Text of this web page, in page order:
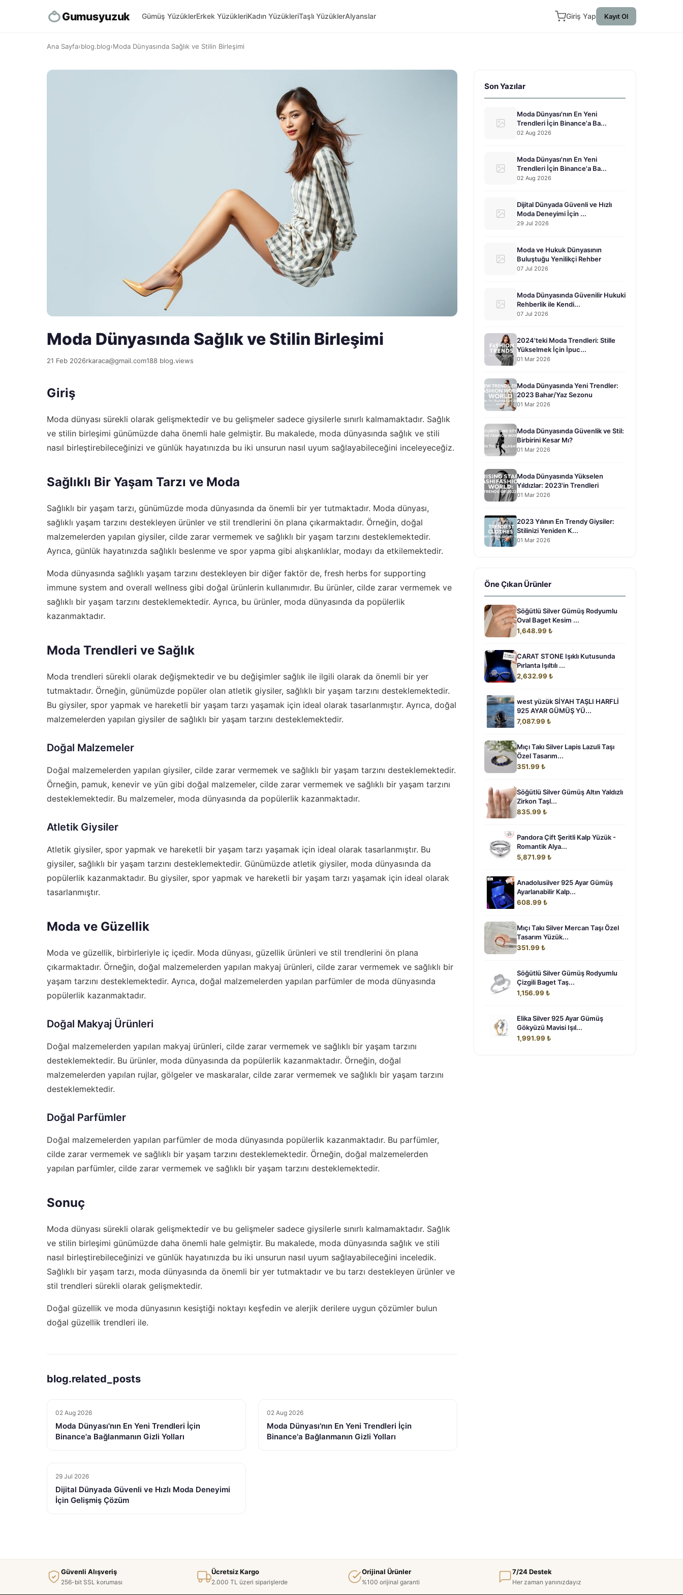
Gumusyuzuk Gümüş YüzüklerErkek YüzükleriKadın YüzükleriTaşlı YüzüklerAlyanslar Giriş Yap Kayıt Ol
Ana Sayfa›blog.blog›Moda Dünyasında Sağlık ve Stilin Birleşimi
Moda Dünyasında Sağlık ve Stilin Birleşimi
21 Feb 2026rkaraca@gmail.com188 blog.views
Giriş
Moda dünyası sürekli olarak gelişmektedir ve bu gelişmeler sadece giysilerle sınırlı kalmamaktadır. Sağlık
ve stilin birleşimi günümüzde daha önemli hale gelmiştir. Bu makalede, moda dünyasında sağlık ve stili
nasıl birleştirebileceğinizi ve günlük hayatınızda bu iki unsurun nasıl uyum sağlayabileceğini inceleyeceğiz.
Sağlıklı Bir Yaşam Tarzı ve Moda
Sağlıklı bir yaşam tarzı, günümüzde moda dünyasında da önemli bir yer tutmaktadır. Moda dünyası,
sağlıklı yaşam tarzını destekleyen ürünler ve stil trendlerini ön plana çıkarmaktadır. Örneğin, doğal
malzemelerden yapılan giysiler, cilde zarar vermemek ve sağlıklı bir yaşam tarzını desteklemektedir.
Ayrıca, günlük hayatınızda sağlıklı beslenme ve spor yapma gibi alışkanlıklar, modayı da etkilemektedir.
Moda dünyasında sağlıklı yaşam tarzını destekleyen bir diğer faktör de, fresh herbs for supporting
immune system and overall wellness gibi doğal ürünlerin kullanımıdır. Bu ürünler, cilde zarar vermemek ve
sağlıklı bir yaşam tarzını desteklemektedir. Ayrıca, bu ürünler, moda dünyasında da popülerlik
kazanmaktadır.
Moda Trendleri ve Sağlık
Moda trendleri sürekli olarak değişmektedir ve bu değişimler sağlık ile ilgili olarak da önemli bir yer
tutmaktadır. Örneğin, günümüzde popüler olan atletik giysiler, sağlıklı bir yaşam tarzını desteklemektedir.
Bu giysiler, spor yapmak ve hareketli bir yaşam tarzı yaşamak için ideal olarak tasarlanmıştır. Ayrıca, doğal
malzemelerden yapılan giysiler de sağlıklı bir yaşam tarzını desteklemektedir.
Doğal Malzemeler
Doğal malzemelerden yapılan giysiler, cilde zarar vermemek ve sağlıklı bir yaşam tarzını desteklemektedir.
Örneğin, pamuk, kenevir ve yün gibi doğal malzemeler, cilde zarar vermemek ve sağlıklı bir yaşam tarzını
desteklemektedir. Bu malzemeler, moda dünyasında da popülerlik kazanmaktadır.
Atletik Giysiler
Atletik giysiler, spor yapmak ve hareketli bir yaşam tarzı yaşamak için ideal olarak tasarlanmıştır. Bu
giysiler, sağlıklı bir yaşam tarzını desteklemektedir. Günümüzde atletik giysiler, moda dünyasında da
popülerlik kazanmaktadır. Bu giysiler, spor yapmak ve hareketli bir yaşam tarzı yaşamak için ideal olarak
tasarlanmıştır.
Moda ve Güzellik
Moda ve güzellik, birbirleriyle iç içedir. Moda dünyası, güzellik ürünleri ve stil trendlerini ön plana
çıkarmaktadır. Örneğin, doğal malzemelerden yapılan makyaj ürünleri, cilde zarar vermemek ve sağlıklı bir
yaşam tarzını desteklemektedir. Ayrıca, doğal malzemelerden yapılan parfümler de moda dünyasında
popülerlik kazanmaktadır.
Doğal Makyaj Ürünleri
Doğal malzemelerden yapılan makyaj ürünleri, cilde zarar vermemek ve sağlıklı bir yaşam tarzını
desteklemektedir. Bu ürünler, moda dünyasında da popülerlik kazanmaktadır. Örneğin, doğal
malzemelerden yapılan rujlar, gölgeler ve maskaralar, cilde zarar vermemek ve sağlıklı bir yaşam tarzını
desteklemektedir.
Doğal Parfümler
Doğal malzemelerden yapılan parfümler de moda dünyasında popülerlik kazanmaktadır. Bu parfümler,
cilde zarar vermemek ve sağlıklı bir yaşam tarzını desteklemektedir. Örneğin, doğal malzemelerden
yapılan parfümler, cilde zarar vermemek ve sağlıklı bir yaşam tarzını desteklemektedir.
Sonuç
Moda dünyası sürekli olarak gelişmektedir ve bu gelişmeler sadece giysilerle sınırlı kalmamaktadır. Sağlık
ve stilin birleşimi günümüzde daha önemli hale gelmiştir. Bu makalede, moda dünyasında sağlık ve stili
nasıl birleştirebileceğinizi ve günlük hayatınızda bu iki unsurun nasıl uyum sağlayabileceğini inceledik.
Sağlıklı bir yaşam tarzı, moda dünyasında da önemli bir yer tutmaktadır ve bu tarzı destekleyen ürünler ve
stil trendleri sürekli olarak gelişmektedir.
Doğal güzellik ve moda dünyasının kesiştiği noktayı keşfedin ve alerjik derilere uygun çözümler bulun
doğal güzellik trendleri ile.
blog.related_posts
02 Aug 2026
Moda Dünyası'nın En Yeni Trendleri İçin
Binance'a Bağlanmanın Gizli Yolları
02 Aug 2026
Moda Dünyası'nın En Yeni Trendleri İçin
Binance'a Bağlanmanın Gizli Yolları
29 Jul 2026
Dijital Dünyada Güvenli ve Hızlı Moda Deneyimi
İçin Gelişmiş Çözüm
Son Yazılar
Moda Dünyası'nın En Yeni
Trendleri İçin Binance'a Ba...
02 Aug 2026
Moda Dünyası'nın En Yeni
Trendleri İçin Binance'a Ba...
02 Aug 2026
Dijital Dünyada Güvenli ve Hızlı
Moda Deneyimi İçin ...
29 Jul 2026
Moda ve Hukuk Dünyasının
Buluştuğu Yenilikçi Rehber
07 Jul 2026
Moda Dünyasında Güvenilir Hukuki
Rehberlik ile Kendi...
07 Jul 2026
2024'teki Moda Trendleri: Stille
Yükselmek İçin İpuc...
01 Mar 2026
Moda Dünyasında Yeni Trendler:
2023 Bahar/Yaz Sezonu
01 Mar 2026
Moda Dünyasında Güvenlik ve Stil:
Birbirini Kesar Mı?
01 Mar 2026
Moda Dünyasında Yükselen
Yıldızlar: 2023'in Trendleri
01 Mar 2026
2023 Yılının En Trendy Giysiler:
Stilinizi Yeniden K...
01 Mar 2026
Öne Çıkan Ürünler
Söğütlü Silver Gümüş Rodyumlu
Oval Baget Kesim ...
1,648.99 ₺
CARAT STONE Işıklı Kutusunda
Pırlanta Işıltılı ...
2,632.99 ₺
west yüzük SİYAH TAŞLI HARFLİ
925 AYAR GÜMÜŞ YÜ...
7,087.99 ₺
Mıçı Takı Silver Lapis Lazuli Taşı
Özel Tasarım...
351.99 ₺
Söğütlü Silver Gümüş Altın Yaldızlı
Zirkon Taşl...
835.99 ₺
Pandora Çift Şeritli Kalp Yüzük -
Romantik Alya...
5,871.99 ₺
Anadolusilver 925 Ayar Gümüş
Ayarlanabilir Kalp...
608.99 ₺
Mıçı Takı Silver Mercan Taşı Özel
Tasarım Yüzük...
351.99 ₺
Söğütlü Silver Gümüş Rodyumlu
Çizgili Baget Taş...
1,156.99 ₺
Elika Silver 925 Ayar Gümüş
Gökyüzü Mavisi Işıl...
1,991.99 ₺
Güvenli Alışveriş
256-bit SSL koruması
Ücretsiz Kargo
2.000 TL üzeri siparişlerde
Orijinal Ürünler
%100 orijinal garanti
7/24 Destek
Her zaman yanınızdayız